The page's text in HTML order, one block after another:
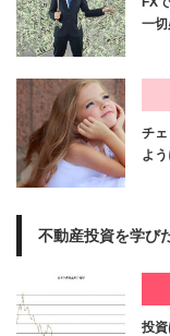
一切
チ
よ
不動産投資を学び
投